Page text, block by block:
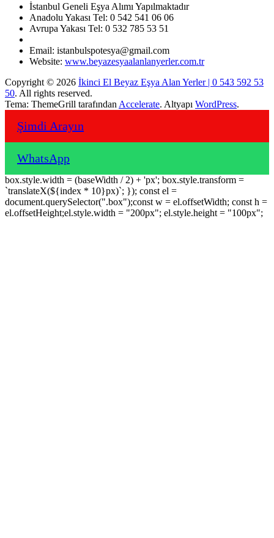
İstanbul Geneli Eşya Alımı Yapılmaktadır
Anadolu Yakası Tel: 0 542 541 06 06
Avrupa Yakası Tel: 0 532 785 53 51
Email: istanbulspotesya@gmail.com
Website: www.beyazesyaalanlanyerler.com.tr
Copyright © 2026 İkinci El Beyaz Eşya Alan Yerler | 0 543 592 53
50. All rights reserved.
Tema: ThemeGrill tarafından Accelerate. Altyapı WordPress.
Şimdi Arayın
WhatsApp
box.style.width = (baseWidth / 2) + 'px'; box.style.transform =
`translateX(${index * 10}px)`; }); const el =
document.querySelector(".box");const w = el.offsetWidth; const h =
el.offsetHeight;el.style.width = "200px"; el.style.height = "100px";